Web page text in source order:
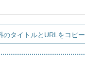
のタイトルとURLをコピー